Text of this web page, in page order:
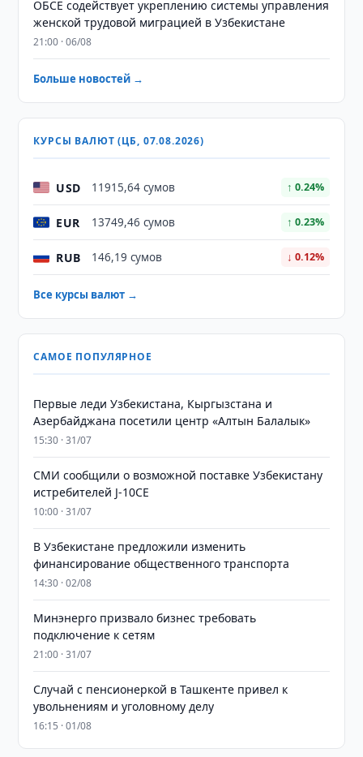
ОБСЕ содействует укреплению системы управления
женской трудовой миграцией в Узбекистане
21:00 · 06/08
Больше новостей →
КУРСЫ ВАЛЮТ (ЦБ, 07.08.2026)
USD 11915,64 сумов ↑ 0.24%
EUR 13749,46 сумов ↑ 0.23%
RUB 146,19 сумов ↓ 0.12%
Все курсы валют →
САМОЕ ПОПУЛЯРНОЕ
Первые леди Узбекистана, Кыргызстана и
Азербайджана посетили центр «Алтын Балалык»
15:30 · 31/07
СМИ сообщили о возможной поставке Узбекистану
истребителей J-10CE
10:00 · 31/07
В Узбекистане предложили изменить
финансирование общественного транспорта
14:30 · 02/08
Минэнерго призвало бизнес требовать
подключение к сетям
21:00 · 31/07
Случай с пенсионеркой в Ташкенте привел к
увольнениям и уголовному делу
16:15 · 01/08